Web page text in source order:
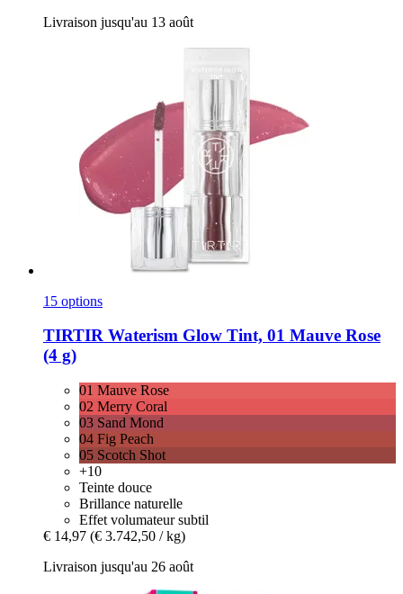
Livraison jusqu'au 13 août
15 options
TIRTIR Waterism Glow Tint, 01 Mauve Rose
(4 g)
01 Mauve Rose
02 Merry Coral
03 Sand Mond
04 Fig Peach
05 Scotch Shot
+10
Teinte douce
Brillance naturelle
Effet volumateur subtil
€ 14,97 (€ 3.742,50 / kg)
Livraison jusqu'au 26 août